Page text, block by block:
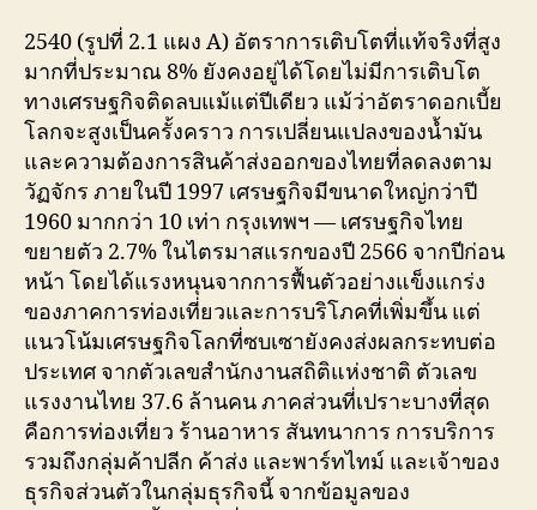
2540 (รูปที่ 2.1 แผง A) อัตราการเติบโตที่แท้จริงที่สูง
มากที่ประมาณ 8% ยังคงอยู่ได้โดยไม่มีการเติบโต
ทางเศรษฐกิจติดลบแม้แต่ปีเดียว แม้ว่าอัตราดอกเบี้ย
โลกจะสูงเป็นครั้งคราว การเปลี่ยนแปลงของน้ำมัน
และความต้องการสินค้าส่งออกของไทยที่ลดลงตาม
วัฏจักร ภายในปี 1997 เศรษฐกิจมีขนาดใหญ่กว่าปี
1960 มากกว่า 10 เท่า กรุงเทพฯ — เศรษฐกิจไทย
ขยายตัว 2.7% ในไตรมาสแรกของปี 2566 จากปีก่อน
หน้า โดยได้แรงหนุนจากการฟื้นตัวอย่างแข็งแกร่ง
ของภาคการท่องเที่ยวและการบริโภคที่เพิ่มขึ้น แต่
แนวโน้มเศรษฐกิจโลกที่ซบเซายังคงส่งผลกระทบต่อ
ประเทศ จากตัวเลขสำนักงานสถิติแห่งชาติ ตัวเลข
แรงงานไทย 37.6 ล้านคน ภาคส่วนที่เปราะบางที่สุด
คือการท่องเที่ยว ร้านอาหาร สันทนาการ การบริการ
รวมถึงกลุ่มค้าปลีก ค้าส่ง และพาร์ทไทม์ และเจ้าของ
ธุรกิจส่วนตัวในกลุ่มธุรกิจนี้ จากข้อมูลของ